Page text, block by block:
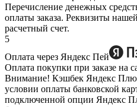
Перечисление денежных
оплаты заказа. Реквизиты
расчетный счет.
5
Оплата через Яндекс Пей
Оплата покупки при заказе на
Внимание! Кэшбек Яндекс Плюс
условии оплаты банковской
подключенной опции Яндекс